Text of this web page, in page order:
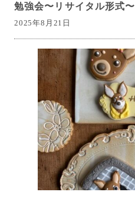
勉強会〜リサイタル形式〜
2025年8月21日